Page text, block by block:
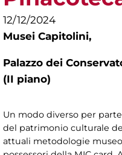
12/12/2024
Musei Capitolini,
Palazzo dei
(II piano)
Un modo diverso per
del patrimonio culturale
attuali metodologie